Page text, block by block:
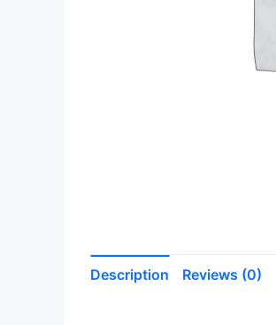
Description Reviews (0)